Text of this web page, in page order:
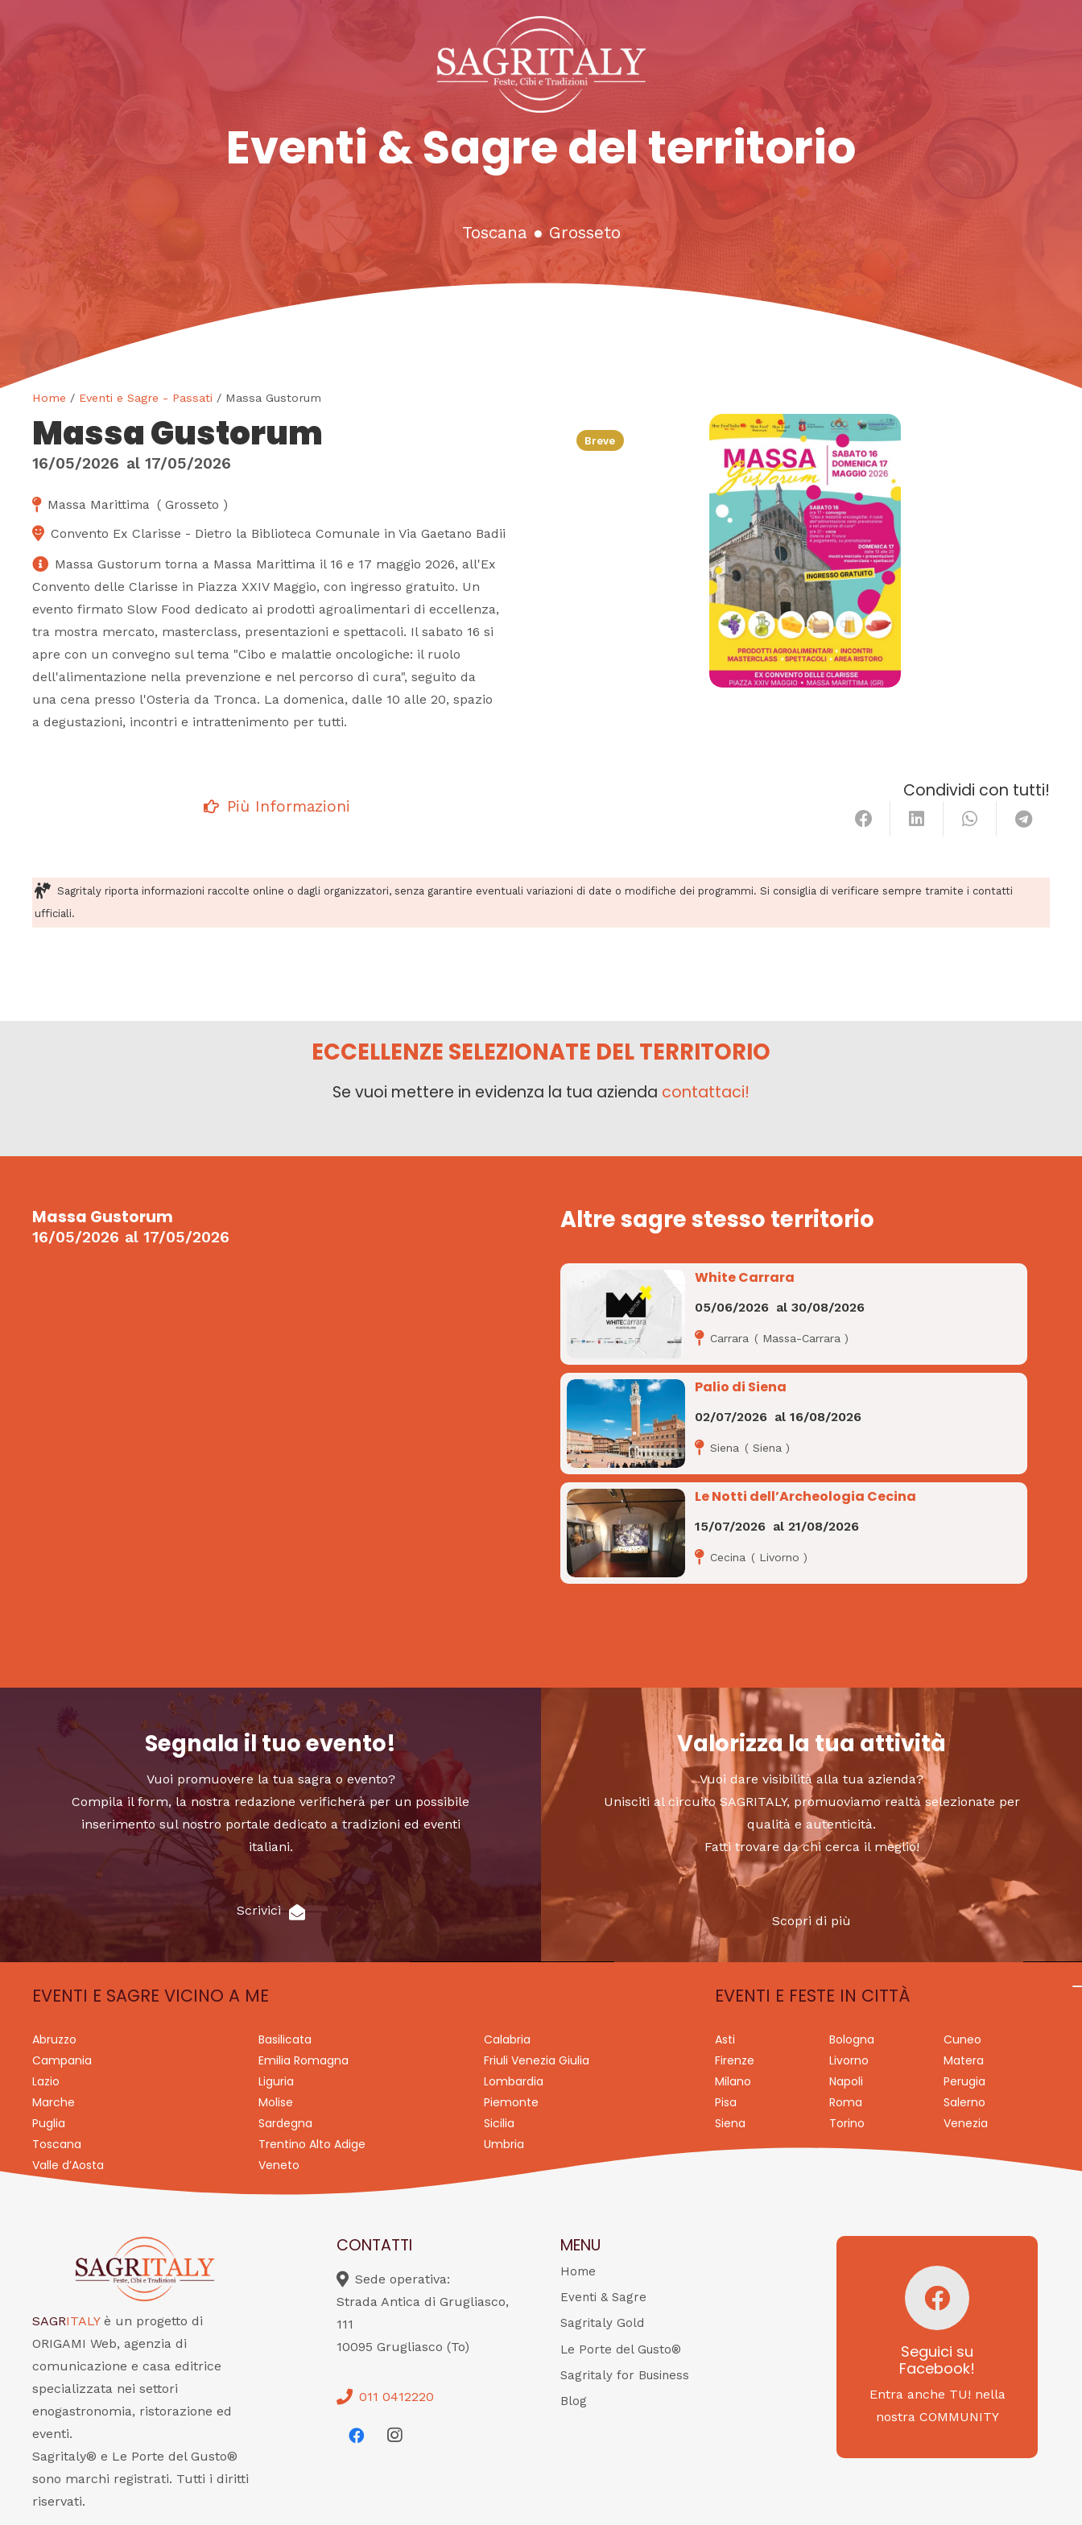
Eventi & Sagre del territorio
Toscana ●Grosseto
Home / Eventi e Sagre - Passati / Massa Gustorum
Massa Gustorum
16/05/2026 al 17/05/2026
Massa Marittima ( Grosseto )
Convento Ex Clarisse - Dietro la Biblioteca Comunale in Via Gaetano Badii
Massa Gustorum torna a Massa Marittima il 16 e 17 maggio 2026, all'Ex
Convento delle Clarisse in Piazza XXIV Maggio, con ingresso gratuito. Un
evento firmato Slow Food dedicato ai prodotti agroalimentari di eccellenza,
tra mostra mercato, masterclass, presentazioni e spettacoli. Il sabato 16 si
apre con un convegno sul tema "Cibo e malattie oncologiche: il ruolo
dell'alimentazione nella prevenzione e nel percorso di cura", seguito da
una cena presso l'Osteria da Tronca. La domenica, dalle 10 alle 20, spazio
a degustazioni, incontri e intrattenimento per tutti.
Breve
Più Informazioni
Condividi con tutti!
Sagritaly riporta informazioni raccolte online o dagli organizzatori, senza garantire eventuali variazioni di date o modifiche dei programmi. Si consiglia di verificare sempre tramite i contatti
ufficiali.
ECCELLENZE SELEZIONATE DEL TERRITORIO
Se vuoi mettere in evidenza la tua azienda contattaci!
Massa Gustorum
16/05/2026 al 17/05/2026
Altre sagre stesso territorio
White Carrara
05/06/2026 al30/08/2026
Carrara ( Massa-Carrara )
Palio di Siena
02/07/2026 al16/08/2026
Siena (Siena )
Le Notti dell’Archeologia Cecina
15/07/2026 al21/08/2026
Cecina ( Livorno )
Segnala il tuo evento!
Vuoi promuovere la tua sagra o evento?
Compila il form, la nostra redazione verificherà per un possibile
inserimento sul nostro portale dedicato a tradizioni ed eventi
italiani.
Scrivici
Valorizza la tua attività
Vuoi dare visibilità alla tua azienda?
Unisciti al circuito SAGRITALY, promuoviamo realtà selezionate per
qualità e autenticità.
Fatti trovare da chi cerca il meglio!
Scopri di più
EVENTI E SAGRE VICINO A ME
Abruzzo Basilicata
Calabria
Campania
Emilia Romagna
Friuli Venezia Giulia
Lazio
Liguria
Lombardia
Marche
Molise
Piemonte
Puglia
Sardegna
Sicilia
Toscana
Trentino Alto Adige
Umbria
Valle d’Aosta
Veneto
EVENTI E FESTE IN CITTÀ
Asti Bologna
Cuneo
Firenze
Livorno
Matera
Milano
Napoli
Perugia
Pisa
Roma
Salerno
Siena
Torino Venezia
SAGRITALY è un progetto di
ORIGAMI Web, agenzia di
comunicazione e casa editrice
specializzata nei settori
enogastronomia, ristorazione ed
eventi.
Sagritaly® e Le Porte del Gusto®
sono marchi registrati. Tutti i diritti
riservati.
CONTATTI
Sede operativa:
Strada Antica di Grugliasco,
111
10095 Grugliasco (To)
011 0412220
MENU
Home
Eventi & Sagre
Sagritaly Gold
Le Porte del Gusto®
Sagritaly for Business
Blog
Seguici su
Facebook!
Entra anche TU! nella
nostra COMMUNITY
Seguici su
Facebook!
SAGRITALY
Feste, cibi e tradizioni
da Nord a Sud...